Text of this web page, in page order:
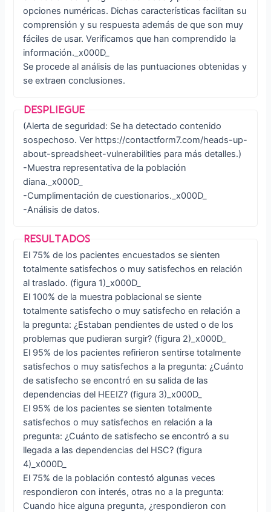
opciones numéricas. Dichas características facilitan su
comprensión y su respuesta además de que son muy
fáciles de usar. Verificamos que han comprendido la
información._x000D_
Se procede al análisis de las puntuaciones obtenidas y
se extraen conclusiones.
(Alerta de seguridad: Se ha detectado contenido
sospechoso. Ver https://contactform7.com/heads-up-
about-spreadsheet-vulnerabilities para más detalles.)
-Muestra representativa de la población
diana._x000D_
-Cumplimentación de cuestionarios._x000D_
-Análisis de datos.
El 75% de los pacientes encuestados se sienten
totalmente satisfechos o muy satisfechos en relación
al traslado. (figura 1)_x000D_
El 100% de la muestra poblacional se siente
totalmente satisfecho o muy satisfecho en relación a
la pregunta: ¿Estaban pendientes de usted o de los
problemas que pudieran surgir? (figura 2)_x000D_
El 95% de los pacientes refirieron sentirse totalmente
satisfechos o muy satisfechos a la pregunta: ¿Cuánto
de satisfecho se encontró en su salida de las
dependencias del HEEIZ? (figura 3)_x000D_
El 95% de los pacientes se sienten totalmente
satisfechos o muy satisfechos en relación a la
pregunta: ¿Cuánto de satisfecho se encontró a su
llegada a las dependencias del HSC? (figura
4)_x000D_
El 75% de la población contestó algunas veces
respondieron con interés, otras no a la pregunta:
Cuando hice alguna pregunta, ¿respondieron con